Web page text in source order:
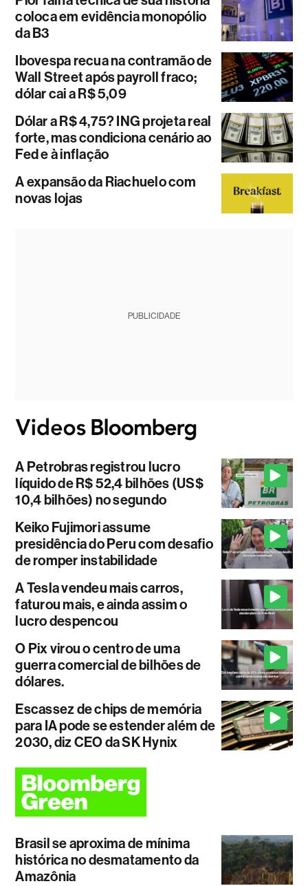
coloca em evidência monopólio
da B3
Ibovespa recua na contramão de
Wall Street após payroll fraco;
dólar cai a R$ 5,09
Dólar a R$ 4,75? ING projeta real
forte, mas condiciona cenário ao
Fed e à inflação
A expansão da Riachuelo com
novas lojas
PUBLICIDADE
A Petrobras registrou lucro
líquido de R$ 52,4 bilhões (US$
10,4 bilhões) no segundo
Keiko Fujimori assume
presidência do Peru com desafio
de romper instabilidade
A Tesla vendeu mais carros,
faturou mais, e ainda assim o
lucro despencou
O Pix virou o centro de uma
guerra comercial de bilhões de
dólares.
Escassez de chips de memória
para IA pode se estender além de
2030, diz CEO da SK Hynix
Brasil se aproxima de mínima
histórica no desmatamento da
Amazônia